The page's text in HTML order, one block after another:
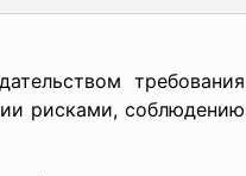
требования
рисками, соблюдению